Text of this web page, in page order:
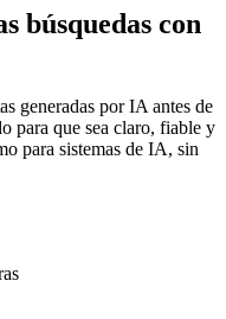
búsquedas con
generadas por IA antes de
para que sea claro, fiable y
para sistemas de IA, sin